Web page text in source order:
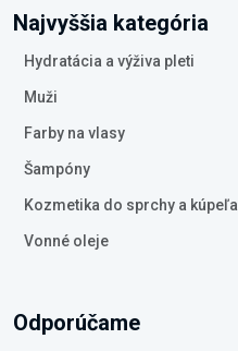
Najvyššia kategória
Hydratácia a výživa pleti
Muži
Farby na vlasy
Šampóny
Kozmetika do sprchy a kúpeľa
Vonné oleje
Odporúčame